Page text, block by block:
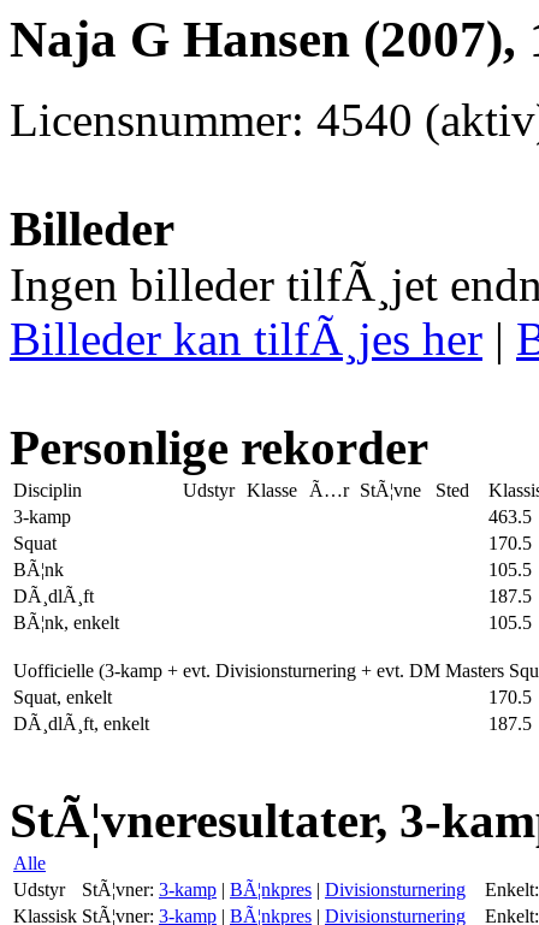
Naja G Hansen (2007),
Licensnummer: 4540
Billeder
Ingen billeder tilfÃ¸jet
Billeder kan tilfÃ¸jes her |
Personlige rekorder
Disciplin Udstyr Klasse Ã…r StÃ¦vne Sted
3-kamp
463.5
Squat
170.5
BÃ¦nk
105.5
DÃ¸dlÃ¸ft
187.5
BÃ¦nk, enkelt
105.5
Uofficielle (3-kamp + evt. Divisionsturnering + evt. DM Masters
Squat, enkelt
170.5
DÃ¸dlÃ¸ft, enkelt
187.5
StÃ¦vneresultater, 3-
Alle
Udstyr
StÃ¦vner: 3-kamp | BÃ¦nkpres | Divisionsturnering
Enkelt:
Klassisk StÃ¦vner: 3-kamp | BÃ¦nkpres | Divisionsturnering
Enkelt: